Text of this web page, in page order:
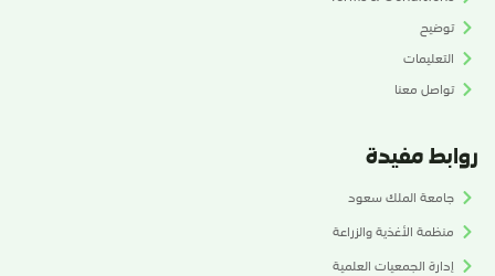
توضيح
التعليمات
تواصل معنا
روابط مفيدة
جامعة الملك سعود
منظمة الأغذية والزراعة
إدارة الجمعيات العلمية